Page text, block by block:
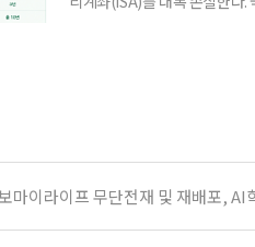
마이라이프 무단전재 및 재배포, AI